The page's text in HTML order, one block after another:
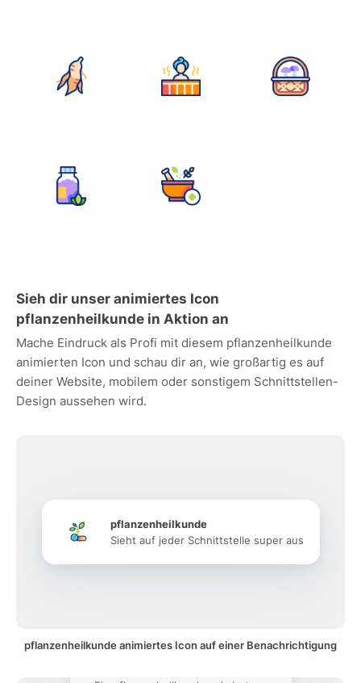
Sieh dir unser animiertes Icon
pflanzenheilkunde in Aktion an
Mache Eindruck als Profi mit diesem pflanzenheilkunde
animierten Icon und schau dir an, wie großartig es auf
deiner Website, mobilem oder sonstigem Schnittstellen-
Design aussehen wird.
pflanzenheilkunde
Sieht auf jeder Schnittstelle super aus
pflanzenheilkunde animiertes Icon auf einer Benachrichtigung